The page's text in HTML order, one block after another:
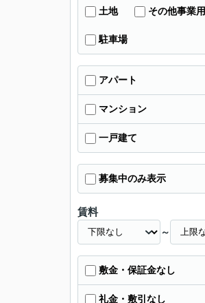
土地 その他事業用
駐車場
アパート
マンション
一戸建て
募集中のみ表示
賃料
～
敷金・保証金なし
礼金・敷引なし